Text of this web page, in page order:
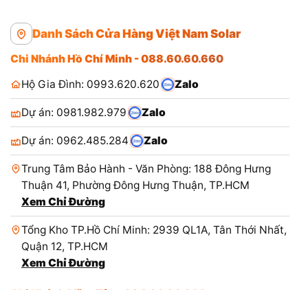
Danh Sách Cửa Hàng Việt Nam Solar
Chi Nhánh Hồ Chí Minh - 088.60.60.660
Hộ Gia Đình: 0993.620.620
Zalo
Dự án: 0981.982.979 Zalo
Dự án: 0962.485.284 Zalo
Trung Tâm Bảo Hành - Văn Phòng: 188 Đông Hưng
Thuận 41, Phường Đông Hưng Thuận, TP.HCM
Xem Chỉ Đường
Tổng Kho TP.Hồ Chí Minh: 2939 QL1A, Tân Thới Nhất,
Quận 12, TP.HCM
Xem Chỉ Đường